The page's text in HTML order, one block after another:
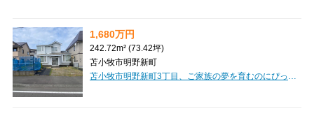
1,680万円
242.72m² (73.42坪)
苫小牧市明野新町